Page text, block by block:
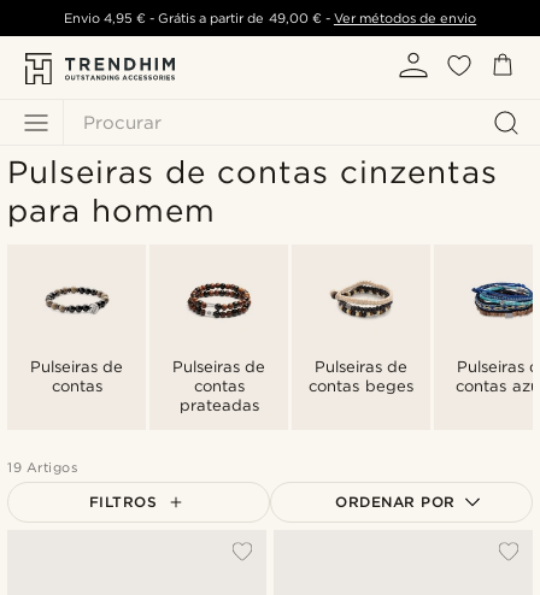
Procurar
Envio 4,95 €- Grátis a partir de 49,00 €- Ver métodos de envio
Pulseiras de contas cinzentas
para homem
Pulseiras de
contas
Pulseiras de
contas
prateadas
Pulseiras de
contas beges
Pulseiras
contas
19 Artigos
FILTROS ORDENAR POR